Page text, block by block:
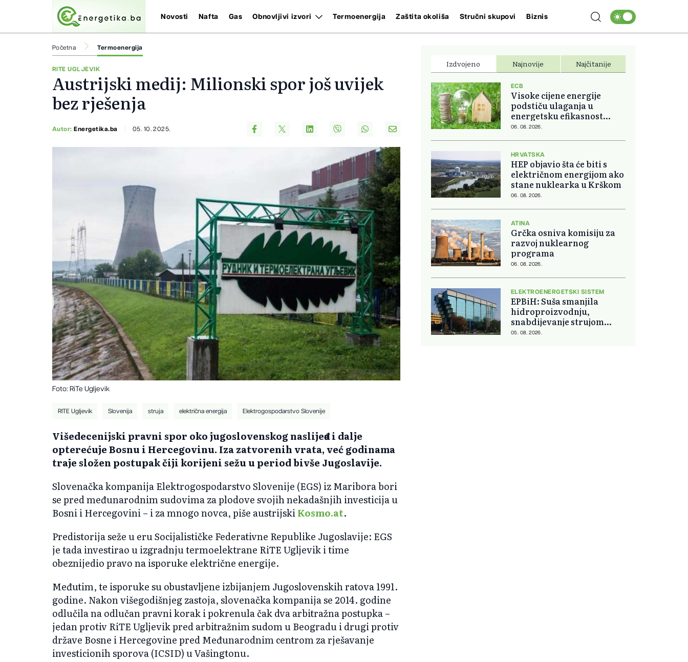
Novosti Nafta Gas Obnovljivi izvori Termoenergija Zaštita okoliša Stručni skupovi Biznis
Početna Termoenergija
RITE UGLJEVIK
Austrijski medij: Milionski spor još uvijek
bez rješenja
Autor:Energetika.ba 05. 10. 2025.
Foto: RiTe Ugljevik
RITE Ugljevik Slovenija struja električna energija Elektrogospodarstvo Slovenije
Višedecenijski pravni spor oko jugoslovenskog naslijeđa i dalje
opterećuje Bosnu i Hercegovinu. Iza zatvorenih vrata, već godinama
traje složen postupak čiji korijeni sežu u period bivše Jugoslavije.
Slovenačka kompanija Elektrogospodarstvo Slovenije (EGS) iz Maribora bori
se pred međunarodnim sudovima za plodove svojih nekadašnjih investicija u
Bosni i Hercegovini – i za mnogo novca, piše austrijskiKosmo.at.
Predistorija seže u eru Socijalističke Federativne Republike Jugoslavije: EGS
je tada investirao u izgradnju termoelektrane RiTE Ugljevik i time
obeznijedio pravo na isporuke električne energije.
Međutim, te isporuke su obustavljene izbijanjem Jugoslovenskih ratova 1991.
godine. Nakon višegodišnjeg zastoja, slovenačka kompanija se 2014. godine
odlučila na odlučan pravni korak i pokrenula čak dva arbitražna postupka –
jedan protiv RiTE Ugljevik pred arbitražnim sudom u Beogradu i drugi protiv
države Bosne i Hercegovine pred Međunarodnim centrom za rješavanje
investicionih sporova (ICSID) u Vašingtonu.
Izdvojeno Najnovije Najčitanije
ECB
Visoke cijene energije
podstiču ulaganja u
energetsku efikasnost
domova
06. 08. 2026.
HRVATSKA
HEP objavio šta će biti s
električnom energijom ako
stane nuklearka u Krškom
06. 08. 2026.
ATINA
Grčka osniva komisiju za
razvoj nuklearnog
programa
06. 08. 2026.
ELEKTROENERGETSKI SISTEM
EPBiH: Suša smanjila
hidroproizvodnju,
snabdijevanje strujom
ostaje stabilno
05. 08. 2026.